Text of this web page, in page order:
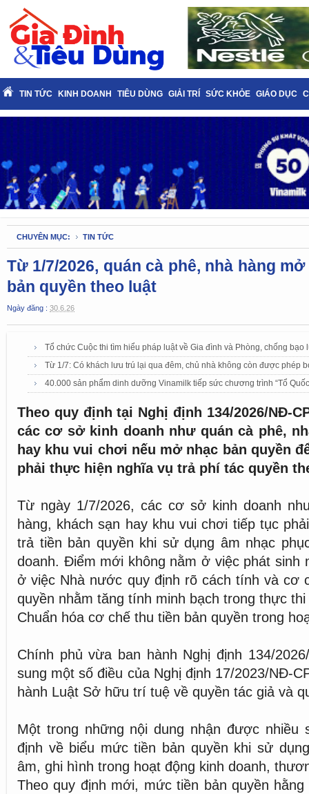
TIN TỨC KINH DOANH TIÊU DÙNG GIẢI TRÍ SỨC KHỎE GIÁO DỤC
CHUYÊN MỤC: TIN TỨC
Từ 1/7/2026, quán cà phê, nhà hàng
bản quyền theo luật
Ngày đăng : 30.6.26
Tổ chức Cuộc thi tìm hiểu pháp luật về Gia đình và Phòng, chống bạo
Từ 1/7: Có khách lưu trú lại qua đêm, chủ nhà không còn được phép
40.000 sản phẩm dinh dưỡng Vinamilk tiếp sức chương trình “Tổ
Theo quy định tại Nghị định 134/2026/NĐ-
các cơ sở kinh doanh như quán cà phê,
hay khu vui chơi nếu mở nhạc bản quyền
phải thực hiện nghĩa vụ trả phí tác quyền
Từ ngày 1/7/2026, các cơ sở kinh doanh
hàng, khách sạn hay khu vui chơi tiếp tục
trả tiền bản quyền khi sử dụng âm nhạc
doanh. Điểm mới không nằm ở việc phát sinh
ở việc Nhà nước quy định rõ cách tính và cơ
quyền nhằm tăng tính minh bạch trong thực
Chuẩn hóa cơ chế thu tiền bản quyền trong
Chính phủ vừa ban hành Nghị định 134/
sung một số điều của Nghị định 17/2023/NĐ-
hành Luật Sở hữu trí tuệ về quyền tác giả và
Một trong những nội dung nhận được nhiều
định về biểu mức tiền bản quyền khi sử
âm, ghi hình trong hoạt động kinh doanh,
Theo quy định mới, mức tiền bản quyền